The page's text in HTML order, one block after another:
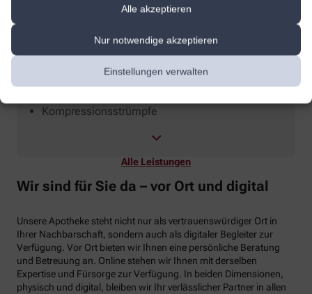
Alle akzeptieren
Nur notwendige akzeptieren
Einstellungen verwalten
Anmessen
Kompressionsstrümpfe
Alle Leistungen
Wir sind für Sie da – vor Ort und digital
Unsere Apotheke steht nicht nur als vertrauenswürdiger Ort in
Ihrer Nachbarschaft, sondern auch als digitaler Begleiter zur
Verfügung. Vor Ort bieten wir Ihnen eine persönliche Beratung
und Betreuung an. Online stehen wir Ihnen mit derselben
Expertise und Fürsorge zur Verfügung. In beiden Dimensionen,
physisch und digital, bleiben wir Ihr verlässlicher Partner in allen